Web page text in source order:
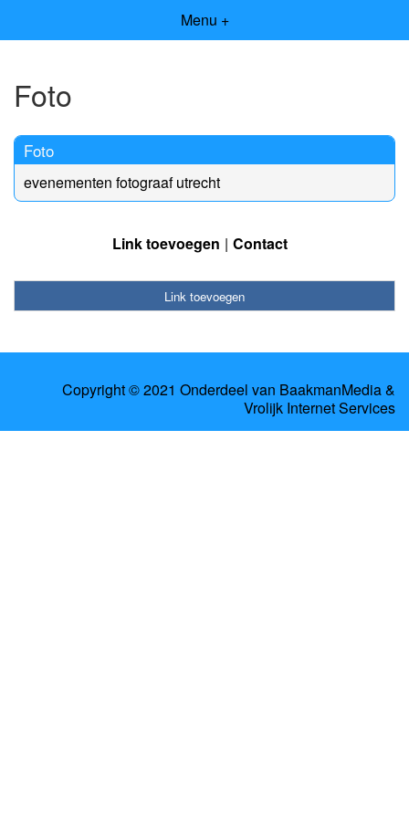
Menu +
Foto
Foto
evenementen fotograaf utrecht
Link toevoegen Contact
Link toevoegen
Copyright © 2021 Onderdeel van BaakmanMedia&
Vrolijk Internet Services